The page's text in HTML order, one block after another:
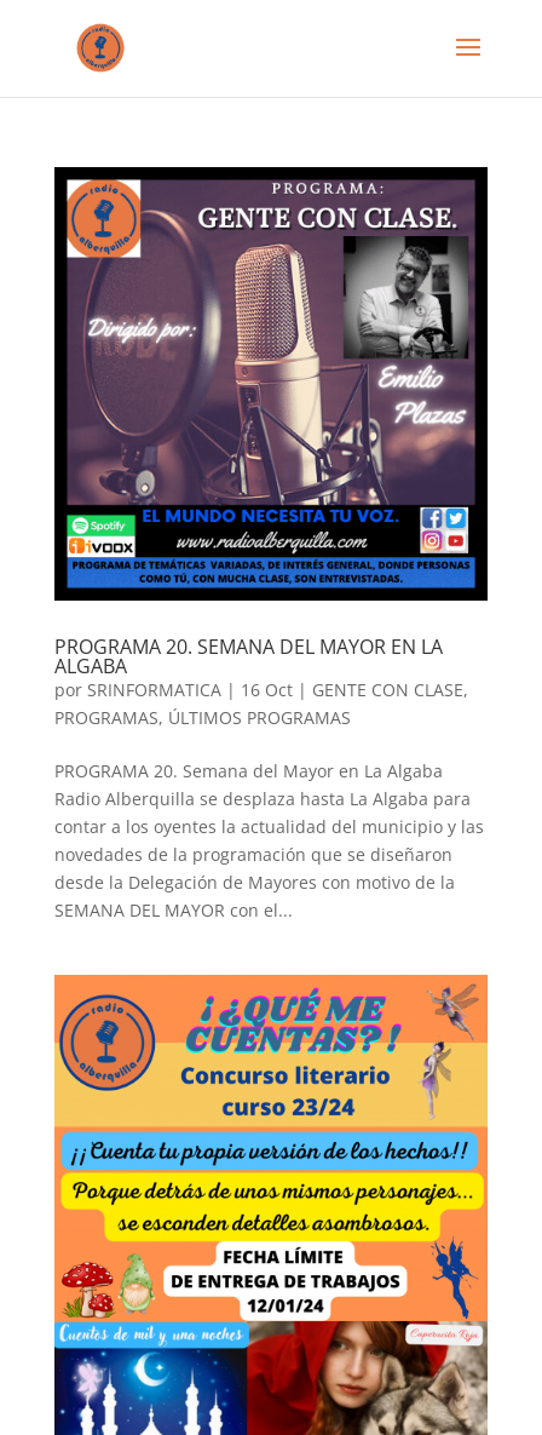
PROGRAMA 20. SEMANA DEL MAYOR EN LA
ALGABA
por SRINFORMATICA| 16 Oct| GENTE CON CLASE,
PROGRAMAS, ÚLTIMOS PROGRAMAS
PROGRAMA 20. Semana del Mayor en La Algaba
Radio Alberquilla se desplaza hasta La Algaba para
contar a los oyentes la actualidad del municipio y las
novedades de la programación que se diseñaron
desde la Delegación de Mayores con motivo de la
SEMANA DEL MAYOR con el...